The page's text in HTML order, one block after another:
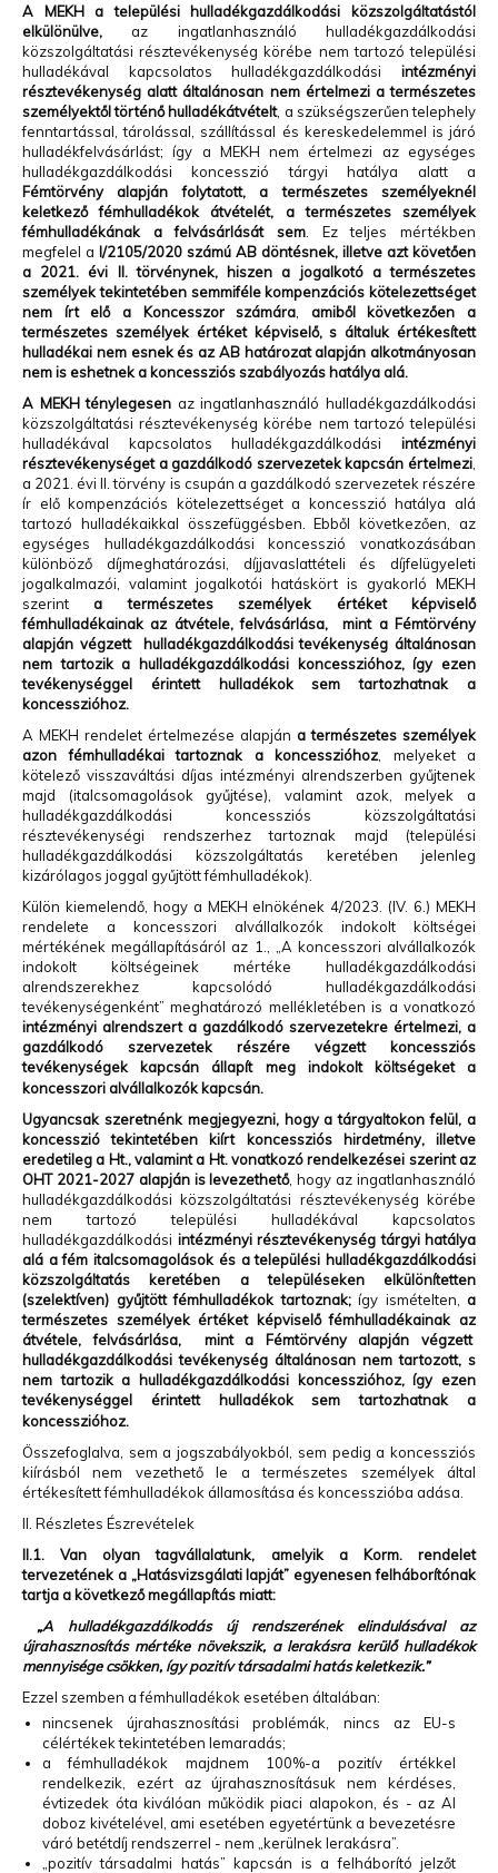
A MEKH a települési hulladékgazdálkodási közszolgáltatástól
elkülönülve,az ingatlanhasználó hulladékgazdálkodási
közszolgáltatási résztevékenység körébe nem tartozó települési
hulladékával kapcsolatos hulladékgazdálkodási intézményi
résztevékenység alatt általánosan nem értelmezi a természetes
személyektől történő hulladékátvételt, a szükségszerűen telephely
fenntartással, tárolással, szállítással és kereskedelemmel is járó
hulladékfelvásárlást; így a MEKH nem értelmezi az egységes
hulladékgazdálkodási koncesszió tárgyi hatálya alatt a
Fémtörvény alapján folytatott, a természetes személyeknél
keletkező fémhulladékok átvételét, a természetes személyek
fémhulladékának a felvásárlását sem . Ez teljes mértékben
megfelel a I/2105/2020 számú AB döntésnek, illetve azt követően
a 2021. évi II. törvénynek, hiszen a jogalkotó a természetes
személyek tekintetében semmiféle kompenzációs kötelezettséget
nem írt elő a Koncesszor számára
amiből következően a
természetes személyek értéket képviselő, s általuk értékesített
hulladékai nem esnek és az AB határozat alapján alkotmányosan
nem is eshetnek a koncessziós szabályozás hatálya alá.
A MEKH ténylegesen az ingatlanhasználó hulladékgazdálkodási
közszolgáltatási résztevékenység körébe nem tartozó települési
hulladékával kapcsolatos hulladékgazdálkodási intézményi
résztevékenységet a gazdálkodó szervezetek kapcsán értelmezi
a 2021. évi II. törvény is csupán a gazdálkodó szervezetek részére
ír elő kompenzációs kötelezettséget a koncesszió hatálya alá
tartozó hulladékaikkal összefüggésben. Ebből következően, az
egységes hulladékgazdálkodási koncesszió vonatkozásában
különböző díjmeghatározási, díjjavaslattételi és díjfelügyeleti
jogalkalmazói, valamint jogalkotói hatáskört is gyakorló MEKH
szerinta természetes személyek értéket képviselő
fémhulladékainak az átvétele, felvásárlása, mint a Fémtörvény
alapján végzett hulladékgazdálkodási tevékenység általánosan
nem tartozik a hulladékgazdálkodási koncesszióhoz, így ezen
tevékenységgel érintett hulladékok sem tartozhatnak a
koncesszióhoz.
A MEKH rendelet értelmezése alapján a természetes személyek
azon fémhulladékai tartoznak a koncesszióhoz , melyeket a
kötelező visszaváltási díjas intézményi alrendszerben gyűjtenek
majd (italcsomagolások gyűjtése), valamint azok, melyek a
hulladékgazdálkodási koncessziós közszolgáltatási
résztevékenységi rendszerhez tartoznak majd (települési
hulladékgazdálkodási közszolgáltatás keretében jelenleg
kizárólagos joggal gyűjtött fémhulladékok).
Külön kiemelendő, hogy a MEKH elnökének 4/2023. (IV. 6.) MEKH
rendelete a koncesszori alvállalkozók indokolt költségei
mértékének megállapításáról az 1., „A koncesszori alvállalkozók
indokolt költségeinek mértéke hulladékgazdálkodási
alrendszerekhez kapcsolódó hulladékgazdálkodási
tevékenységenként” meghatározó mellékletében is a vonatkozó
intézményi alrendszert a gazdálkodó szervezetekre értelmezi, a
gazdálkodó szervezetek részére végzett koncessziós
tevékenységek kapcsán állapít meg indokolt költségeket a
koncesszori alvállalkozók kapcsán.
Ugyancsak szeretnénk megjegyezni, hogy a tárgyaltokon felül, a
koncesszió tekintetében kiírt koncessziós hirdetmény, illetve
eredetileg a Ht., valamint a Ht. vonatkozó rendelkezései szerint az
OHT 2021-2027 alapján is levezethető, hogy az ingatlanhasználó
hulladékgazdálkodási közszolgáltatási résztevékenység körébe
nem tartozó települési hulladékával kapcsolatos
hulladékgazdálkodási intézményi résztevékenység tárgyi hatálya
alá a fém italcsomagolások és a települési hulladékgazdálkodási
közszolgáltatás keretében a településeken elkülönítetten
(szelektíven) gyűjtött fémhulladékok tartoznak;így ismételten, a
természetes személyek értéket képviselő fémhulladékainak az
átvétele, felvásárlása, mint a Fémtörvény alapján végzett
hulladékgazdálkodási tevékenység általánosan nem tartozott, s
nem tartozik a hulladékgazdálkodási koncesszióhoz, így ezen
tevékenységgel érintett hulladékok sem tartozhatnak a
koncesszióhoz.
Összefoglalva, sem a jogszabályokból, sem pedig a koncessziós
kiírásból nem vezethető le a természetes személyek által
értékesített fémhulladékok államosítása és koncesszióba adása.
II. Részletes Észrevételek
II.1. Van olyan tagvállalatunk, amelyik a Korm. rendelet
tervezetének a „Hatásvizsgálati lapját” egyenesen felháborítónak
tartja a következő megállapítás miatt:
„A hulladékgazdálkodás új rendszerének elindulásával az
újrahasznosítás mértéke növekszik, a lerakásra kerülő hulladékok
mennyisége csökken, így pozitív társadalmi hatás keletkezik.”
Ezzel szemben a fémhulladékok esetében általában:
nincsenek újrahasznosítási problémák, nincs az EU-s
célértékek tekintetében lemaradás;
a fémhulladékok majdnem 100%-a pozitív értékkel
rendelkezik, ezért az újrahasznosításuk nem kérdéses,
évtizedek óta kiválóan működik piaci alapokon, és - az Al
doboz kivételével, ami esetében egyetértünk a bevezetésre
váró betétdíj rendszerrel - nem „kerülnek lerakásra”.
„pozitív társadalmi hatás” kapcsán is a felháborító jelzőt